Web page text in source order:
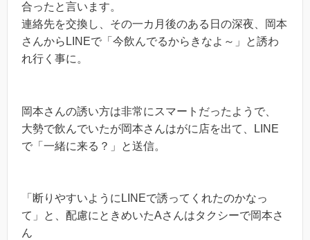
合ったと言います。
連絡先を交換し、その一カ月後のある日の深夜、岡本
さんからLINEで「今飲んでるからきなよ～」と誘わ
れ行く事に。
岡本さんの誘い方は非常にスマートだったようで、
大勢で飲んでいたが岡本さんはがに店を出て、LINE
で「一緒に来る？」と送信。
「断りやすいようにLINEで誘ってくれたのかなっ
て」と、配慮にときめいたAさんはタクシーで岡本さ
ん